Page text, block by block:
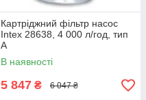
Картріджний фільтр насос
Intex 28638, 4 000 л/год, тип
А
В наявності
5 847 ₴ 6 047 ₴